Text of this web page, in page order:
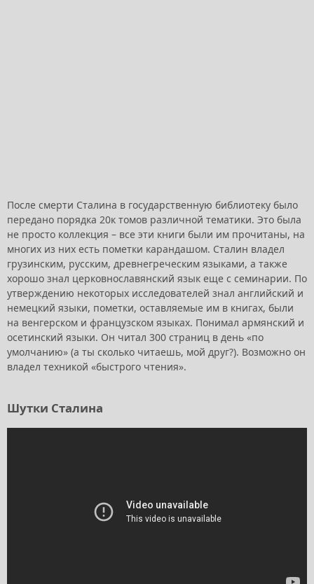
После смерти Сталина в государственную библиотеку было
передано порядка 20к томов различной тематики. Это была
не просто коллекция – все эти книги были им прочитаны, на
многих из них есть пометки карандашом. Сталин владел
грузинским, русским, древнегреческим языками, а также
хорошо знал церковнославянский язык еще с семинарии. По
утверждению некоторых исследователей знал английский и
немецкий языки, пометки, оставляемые им в книгах, были
на венгерском и французском языках. Понимал армянский и
осетинский языки. Он читал 300 страниц в день «по
умолчанию» (а ты сколько читаешь, мой друг?). Возможно он
владел техникой «быстрого чтения».
Шутки Сталина